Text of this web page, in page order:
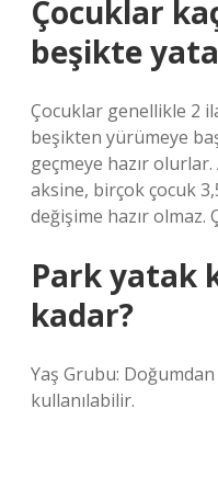
Çocuklar
beşikte
Çocuklar genellikle 2
beşikten yürümeye
geçmeye hazır olurlar.
aksine, birçok çocuk
değişime hazır olmaz.
Park yatak
kadar?
Yaş Grubu:
kullanılabilir.